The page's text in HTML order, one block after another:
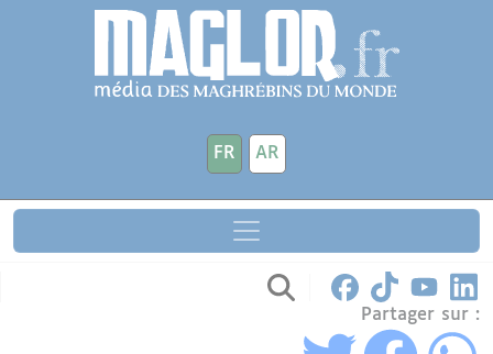
Aller au contenu principal
FR AR
Partager sur :
Panneau de gestion des cookies